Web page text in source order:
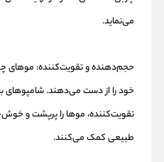
می‌نماید.
حجم‌دهنده و تقویت‌کننده: موهای
خود را از دست می‌دهند. شامپوهای
تقویت‌کننده، موها را پرپشت و
طبیعی کمک می‌کنند.